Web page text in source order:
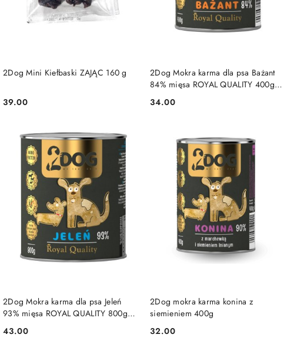
2Dog Mini Kiełbaski ZAJĄC 160 g
Cena:
39.00
DO KOSZYKA
2Dog Mokra karma dla psa Bażant
84% mięsa ROYAL QUALITY 400g
Cena:
34.00
DO KOSZYKA
2Dog Mokra karma dla psa Jeleń
93% mięsa ROYAL QUALITY 800g
Cena:
43.00
DO KOSZYKA
2Dog mokra karma konina z
siemieniem 400g
Cena:
32.00
DO KOSZYKA